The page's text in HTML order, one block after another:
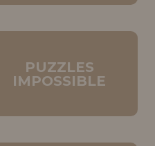
PUZZLES
IMPOSSIBLE